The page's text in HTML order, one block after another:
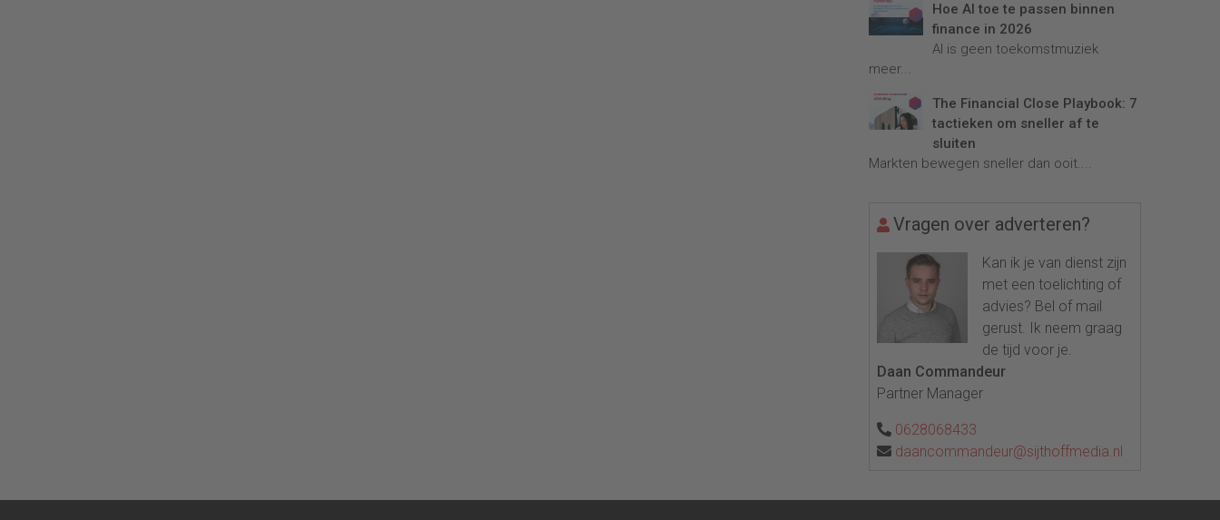
Hoe AI toe te passen binnen
finance in 2026
AI is geen toekomstmuziek
meer...
The Financial Close Playbook: 7
tactieken om sneller af te
sluiten
Markten bewegen sneller dan ooit....
Vragen over adverteren?
Kan ik je van dienst zijn
met een toelichting of
advies? Bel of mail
gerust. Ik neem graag
de tijd voor je.
Daan Commandeur
Partner Manager
0628068433
daancommandeur@sijthoffmedia.nl